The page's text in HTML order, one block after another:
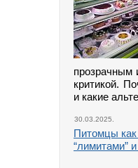
прозрачным
критикой.
и какие
30.03.2025.
Питомцы
“лимитами”